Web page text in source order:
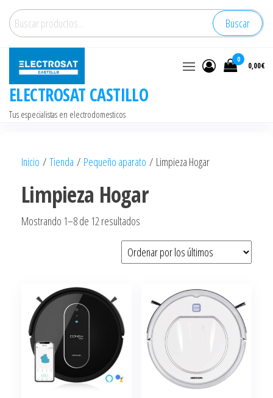
Saltar
contenido
Buscar
por:
Buscar
ELECTROSAT CASTILLO
Tus especialistas en electrodomesticos
0
0,00€
Inicio / Tienda / Pequeño aparato / Limpieza Hogar
Limpieza Hogar
Mostrando 1–8 de 12 resultados
por
los